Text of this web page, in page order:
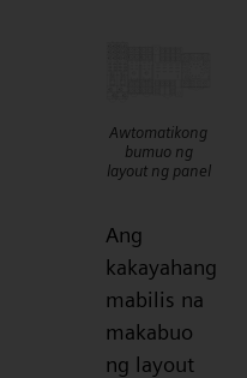
Awtomatikong
bumuo ng
layout ng panel
Ang
kakayahang
mabilis na
makabuo
ng layout